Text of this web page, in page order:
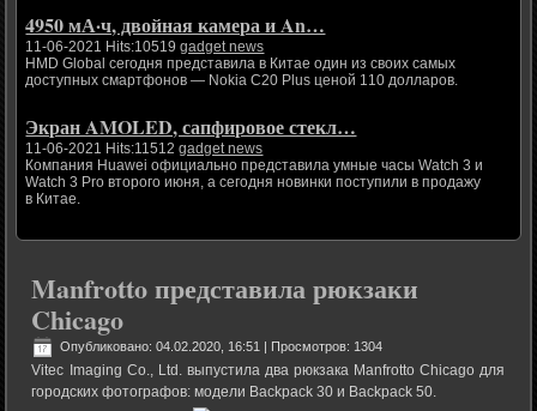
4950 мА·ч, двойная камера и An…
11-06-2021 Hits:10519gadget news
HMD Global сегодня представила в Китае один из своих самых
доступных смартфонов — Nokia C20 Plus ценой 110 долларов.
Экран AMOLED, сапфировое стекл…
11-06-2021 Hits:11512gadget news
Компания Huawei официально представила умные часы Watch 3 и
Watch 3 Pro второго июня, а сегодня новинки поступили в продажу
в Китае.
Manfrotto представила рюкзаки
Chicago
Опубликовано: 04.02.2020, 16:51 | Просмотров: 1304
Vitec Imaging Co., Ltd. выпустила два рюкзака Manfrotto Chicago для
городских фотографов: модели Backpack 30 и Backpack 50.